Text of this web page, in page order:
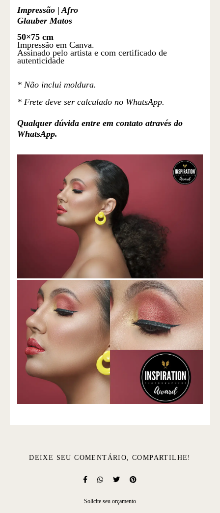
Impressão | Afro
Glauber Matos
50×75 cm
Impressão em Canva.
Assinado pelo artista e com certificado de
autenticidade
* Não inclui moldura.
* Frete deve ser calculado no WhatsApp.
Qualquer dúvida entre em contato através do
WhatsApp.
DEIXE SEU COMENTÁRIO, COMPARTILHE!
Solicite seu orçamento